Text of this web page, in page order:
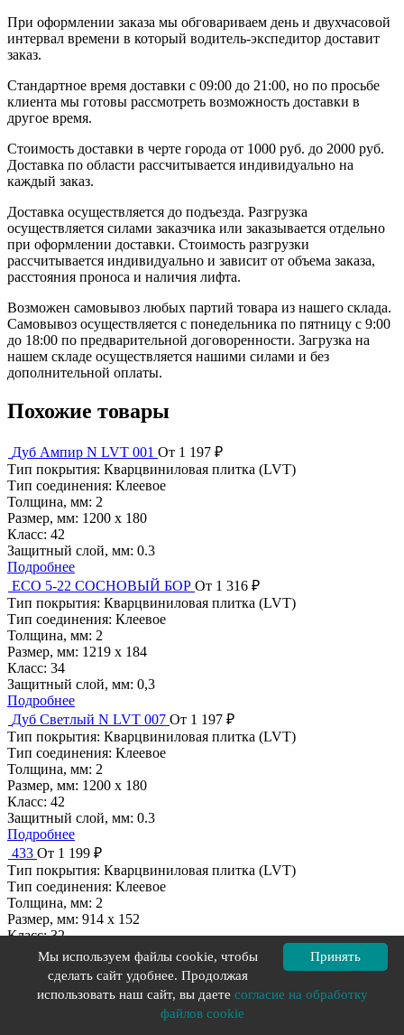
При оформлении заказа мы обговариваем день и двухчасовой
интервал времени в который водитель-экспедитор доставит
заказ.
Стандартное время доставки с 09:00 до 21:00, но по просьбе
клиента мы готовы рассмотреть возможность доставки в
другое время.
Стоимость доставки в черте города от 1000 руб. до 2000 руб.
Доставка по области рассчитывается индивидуально на
каждый заказ.
Доставка осуществляется до подъезда. Разгрузка
осуществляется силами заказчика или заказывается отдельно
при оформлении доставки. Стоимость разгрузки
рассчитывается индивидуально и зависит от объема заказа,
расстояния проноса и наличия лифта.
Возможен самовывоз любых партий товара из нашего склада.
Самовывоз осуществляется с понедельника по пятницу с 9:00
до 18:00 по предварительной договоренности. Загрузка на
нашем складе осуществляется нашими силами и без
дополнительной оплаты.
Похожие товары
Дуб Ампир N LVT 001 От 1 197 ₽
Тип покрытия: Кварцвиниловая плитка (LVT)
Тип соединения: Клеевое
Толщина, мм: 2
Размер, мм: 1200 х 180
Класс: 42
Защитный слой, мм: 0.3
Подробнее
ЕСО 5-22 СОСНОВЫЙ БОР От 1 316 ₽
Тип покрытия: Кварцвиниловая плитка (LVT)
Тип соединения: Клеевое
Толщина, мм: 2
Размер, мм: 1219 x 184
Класс: 34
Защитный слой, мм: 0,3
Подробнее
Дуб Светлый N LVT 007 От 1 197 ₽
Тип покрытия: Кварцвиниловая плитка (LVT)
Тип соединения: Клеевое
Толщина, мм: 2
Размер, мм: 1200 х 180
Класс: 42
Защитный слой, мм: 0.3
Подробнее
433 От 1 199 ₽
Тип покрытия: Кварцвиниловая плитка (LVT)
Тип соединения: Клеевое
Толщина, мм: 2
Размер, мм: 914 х 152
Класс: 32
Защитный слой, мм: 0,3
От 1 199 ₽
Тип покрытия: Кварцвиниловая плитка (LVT)
Клеевое
Принять
Мы используем файлы cookie, чтобы
сделать сайт удобнее. Продолжая
использовать наш сайт, вы даете согласие на обработку
файлов cookie